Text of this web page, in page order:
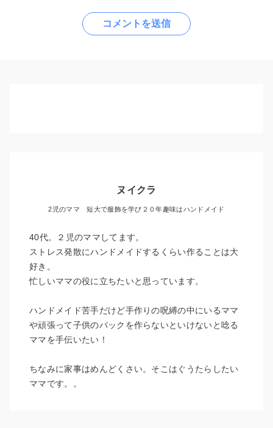
ヌイクラ
2児のママ 短大で服飾を学び２０年趣味はハンドメイド
40代。２児のママしてます。
ストレス発散にハンドメイドするくらい作ることは大
好き。
忙しいママの役に立ちたいと思っています。
ハンドメイド苦手だけど手作りの呪縛の中にいるママ
や頑張って子供のバックを作らないといけないと唸る
ママを手伝いたい！
ちなみに家事はめんどくさい。そこはぐうたらしたい
ママです。。